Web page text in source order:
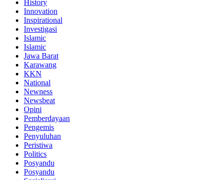
History
Innovation
Inspirational
Investigasi
Islamic
Islamic
Jawa Barat
Karawang
KKN
National
Newness
Newsbeat
Opini
Pemberdayaan
Pengemis
Penyuluhan
Peristiwa
Politics
Posyandu
Posyandu